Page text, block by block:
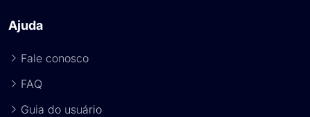
Ajuda
Fale conosco
FAQ
Guia do usuário